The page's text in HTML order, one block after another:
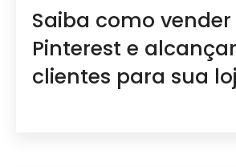
Saiba como
Pinterest e
clientes para sua